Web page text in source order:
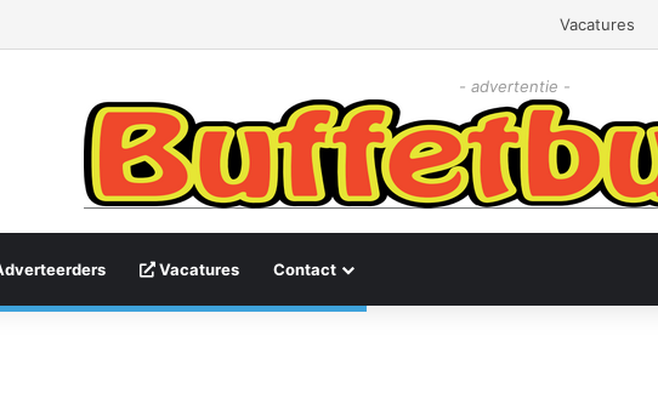
Vacatures
- advertentie -
Vacatures Contact
–